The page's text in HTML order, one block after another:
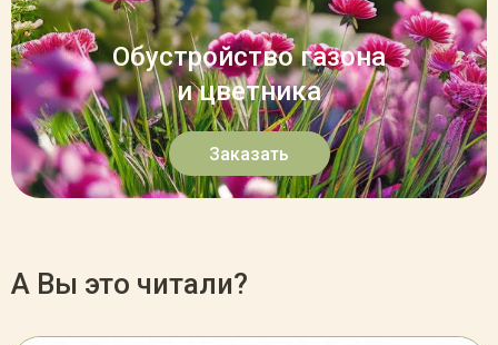
Обустройство газона
и цветника
Заказать
А Вы это читали?